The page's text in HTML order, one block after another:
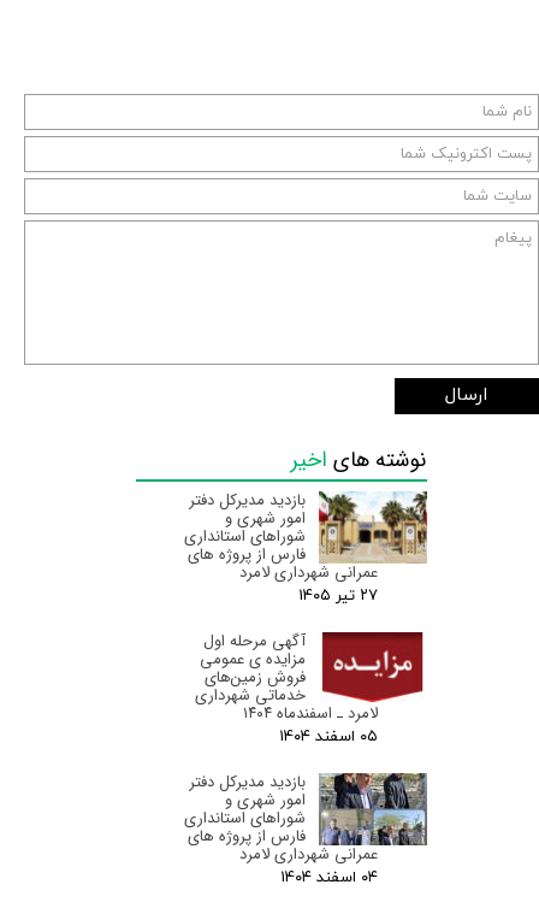
ارسال
نوشته های اخیر
بازدید مدیرکل دفتر
امور شهری و
شوراهای استانداری
فارس از پروژه های
عمرانی شهرداری لامرد
۲۷ تیر ۰۵
آگهی مرحله اول
مزایده ی عمومی
فروش زمین‌های
خدماتی شهرداری
لامرد ـ اسفندماه ۱۴۰۴
۰۵ اسفند ۰۴
بازدید مدیرکل دفتر
امور شهری و
شوراهای استانداری
فارس از پروژه های
عمرانی شهرداری لامرد
۰۴ اسفند ۰۴